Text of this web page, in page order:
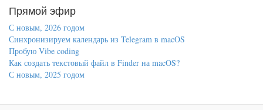
Прямой эфир
С новым, 2026 годом
Синхронизируем календарь из Telegram в macOS
Пробую Vibe coding
Как создать текстовый файл в Finder на macOS?
С новым, 2025 годом